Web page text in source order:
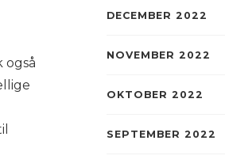
også
DECEMBER 2022
NOVEMBER 2022
OKTOBER 2022
SEPTEMBER 2022